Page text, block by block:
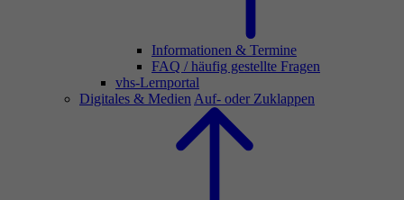
Informationen & Termine
FAQ / häufig gestellte Fragen
vhs-Lernportal
Digitales & Medien Auf- oder Zuklappen